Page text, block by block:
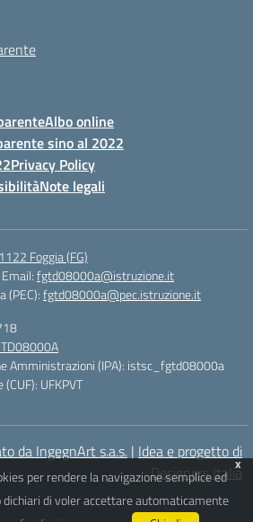
Albo online
sino al 2022
Privacy Policy
Note legali
Foggia (FG)
Email:fgtd08000a@istruzione.it
(PEC):fgtd08000a@pec.istruzione.it
Amministrazioni (IPA): istsc_fgtd08000a
UFKPVT
da IngegnArt s.a.s. | Idea e progetto di
Designers Italia
x
per rendere la navigazione semplice ed
di voler accettare automaticamente